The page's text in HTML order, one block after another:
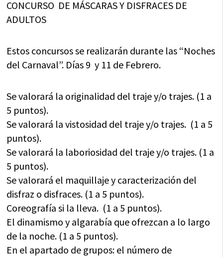
CONCURSO DE MÁSCARAS Y DISFRACES DE
ADULTOS
Estos concursos se realizarán durante las “Noches
del Carnaval”. Días 9 y 11 de Febrero.
Se valorará la originalidad del traje y/o trajes. (1 a
5 puntos).
Se valorará la vistosidad del traje y/o trajes. (1 a 5
puntos).
Se valorará la laboriosidad del traje y/o trajes. (1 a
5 puntos).
Se valorará el maquillaje y caracterización del
disfraz o disfraces. (1 a 5 puntos).
Coreografía si la lleva. (1 a 5 puntos).
El dinamismo y algarabía que ofrezcan a lo largo
de la noche. (1 a 5 puntos).
En el apartado de grupos: el número de